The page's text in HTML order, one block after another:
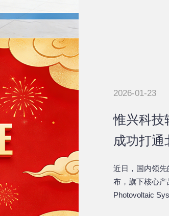
2026-01-23
惟兴科技
成功打通
近日，国内领
布，旗下核心
Photovoltaic